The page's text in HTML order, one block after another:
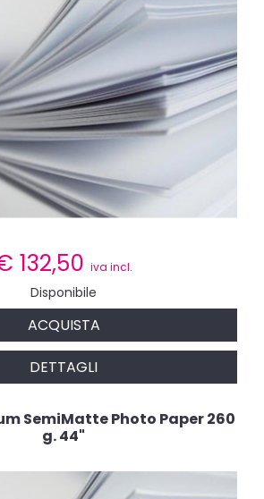
132,50 iva incl.
Disponibile
ACQUISTA
DETTAGLI
SemiMatte Photo Paper 260
g. 44"